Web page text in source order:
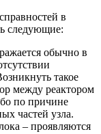
в
следующие:
обычно в
такое
между реактором
по причине
частей узла.
– проявляются